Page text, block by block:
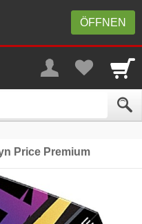
ÖFFNEN
Price Premium